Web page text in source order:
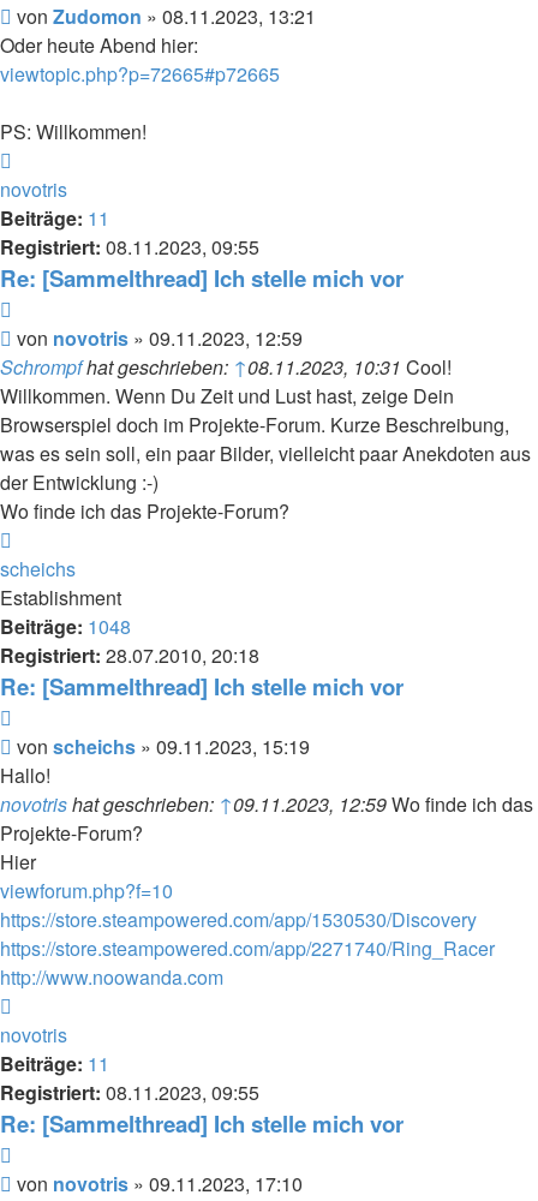
Beitrag
von Zudomon » 08.11.2023, 13:21
Oder heute Abend hier:
viewtopic.php?p=72665#p72665
PS: Willkommen!
oben
novotris
Beiträge: 11
Registriert: 08.11.2023, 09:55
Re: [Sammelthread] Ich stelle mich vor
Beitrag
von novotris » 09.11.2023, 12:59
Schrompfhat geschrieben: ↑08.11.2023, 10:31 Cool!
Willkommen. Wenn Du Zeit und Lust hast, zeige Dein
Browserspiel doch im Projekte-Forum. Kurze Beschreibung,
was es sein soll, ein paar Bilder, vielleicht paar Anekdoten aus
der Entwicklung :-)
Wo finde ich das Projekte-Forum?
oben
scheichs
Establishment
Beiträge: 1048
Registriert: 28.07.2010, 20:18
Re: [Sammelthread] Ich stelle mich vor
Beitrag
von scheichs » 09.11.2023, 15:19
Hallo!
novotrishat geschrieben: ↑09.11.2023, 12:59Wo finde ich das
Projekte-Forum?
Hier
viewforum.php?f=10
https://store.steampowered.com/app/1530530/Discovery
https://store.steampowered.com/app/2271740/Ring_Racer
http://www.noowanda.com
oben
novotris
Beiträge: 11
Registriert: 08.11.2023, 09:55
Re: [Sammelthread] Ich stelle mich vor
Beitrag
von novotris » 09.11.2023, 17:10